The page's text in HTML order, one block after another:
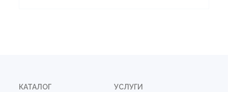
КАТАЛОГ УСЛУГИ